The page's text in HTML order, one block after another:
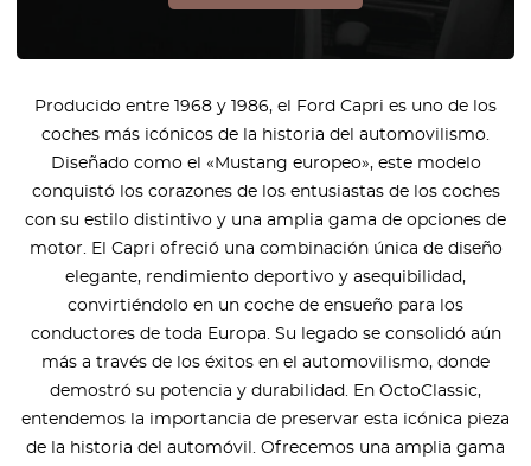
Producido entre 1968 y 1986, el Ford Capri es uno de los
coches más icónicos de la historia del automovilismo.
Diseñado como el «Mustang europeo», este modelo
conquistó los corazones de los entusiastas de los coches
con su estilo distintivo y una amplia gama de opciones de
motor. El Capri ofreció una combinación única de diseño
elegante, rendimiento deportivo y asequibilidad,
convirtiéndolo en un coche de ensueño para los
conductores de toda Europa. Su legado se consolidó aún
más a través de los éxitos en el automovilismo, donde
demostró su potencia y durabilidad. En OctoClassic,
entendemos la importancia de preservar esta icónica pieza
de la historia del automóvil. Ofrecemos una amplia gama